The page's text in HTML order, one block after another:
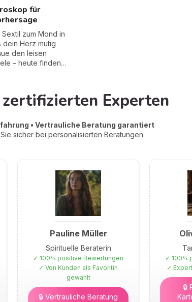
sind, den
ist das KEINE
Im August zu
das schönste
du Team «Jackpot»
Pause»? Wir
für
zum Mond in
den leisen
– heute finden
zueinander.
Experten
• Vertrauliche Beratung garantiert
sicher bei personalisierten Beratungen.
Pauline Müller
Spirituelle Beraterin
✓ 100% positive Bewertungen
✓ Von Kunden als Favoritin
gewählt
🔒 Vertrauliche Beratung
✓ 100%
✓
🔒